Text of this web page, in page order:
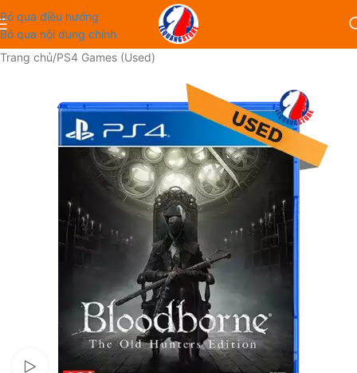
Bỏ qua điều hướng
Bỏ qua nội dung chính
Trang chủ/PS4 Games (Used)
Xem video